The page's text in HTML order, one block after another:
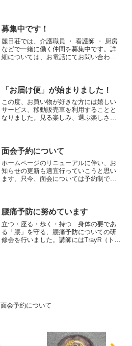
ミョウガの良い香り。「行きま...
募集中です！
麗日荘では、介護職員 ・ 看護師 ・ 厨房
などで一緒に働く仲間を募集中です。詳
細については、お電話にてお問い合わせ
「お届け便」が始まりました！
この度、お買い物が好きな方には嬉しい
サービス、移動販売車を利用することと
なりました。見る楽しみ、選ぶ楽しさ、
のためにと走ってくださる...
面会予約について
ホームページのリニューアルに伴い、お
知らせの更新も適宜行っていこうと思い
ます。只今、面会については予約制で承
00 16：...
腰痛予防に努めています
立つ・座る・歩く・持つ…身体の要であ
る「腰」を守る、腰痛予防についての研
修会を行いました。講師にはTrayR（トレ
面会予約について